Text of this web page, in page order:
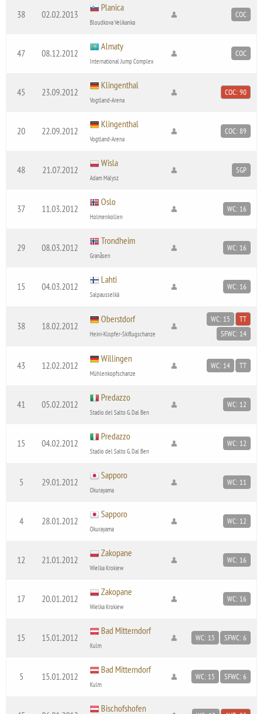
38 02.02.2013
Planica
Bloudkova Velikanka
COC
47 08.12.2012
Almaty
International Jump Complex
COC
45 23.09.2012
Klingenthal
Vogtland-Arena
COC: 90
20 22.09.2012
Klingenthal
Vogtland-Arena
COC: 89
48 21.07.2012
Wisla
Adam Malysz
SGP
37 11.03.2012
Oslo
Holmenkollen
WC: 16
29 08.03.2012
Trondheim
Granåsen
WC: 16
15 04.03.2012
Lahti
Salpausselkä
WC: 16
38 18.02.2012
Oberstdorf
Heini-Klopfer-Skiflugschanze
WC: 15
TT
SFWC: 14
43 12.02.2012
Willingen
Mühlenkopfschanze
WC: 14 TT
41 05.02.2012
Predazzo
Stadio del Salto G. Dal Ben
WC: 12
15 04.02.2012
Predazzo
Stadio del Salto G. Dal Ben
WC: 12
5 29.01.2012
Sapporo
Okurayama
WC: 11
4 28.01.2012
Sapporo
Okurayama
WC: 12
12 21.01.2012
Zakopane
Wielka Krokiew
WC: 16
17 20.01.2012
Zakopane
Wielka Krokiew
WC: 16
15 15.01.2012
Bad Mitterndorf
Kulm
WC: 15 SFWC: 6
5 15.01.2012
Bad Mitterndorf
Kulm
WC: 15 SFWC: 6
Bischofshofen